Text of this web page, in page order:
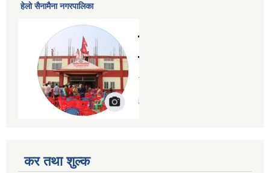
हेलाे सैनामैना नगरपालिका
कर तथा शुल्क